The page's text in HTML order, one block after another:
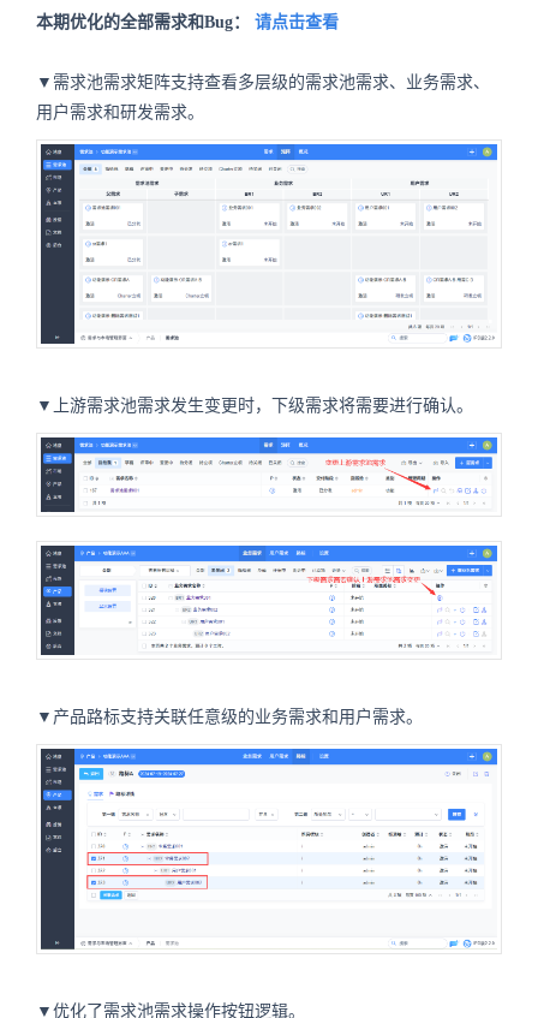
本期优化的全部需求和Bug： 请点击查看
▼需求池需求矩阵支持查看多层级的需求池需求、业务需求、
用户需求和研发需求。
▼上游需求池需求发生变更时，下级需求将需要进行确认。
▼产品路标支持关联任意级的业务需求和用户需求。
▼优化了需求池需求操作按钮逻辑。